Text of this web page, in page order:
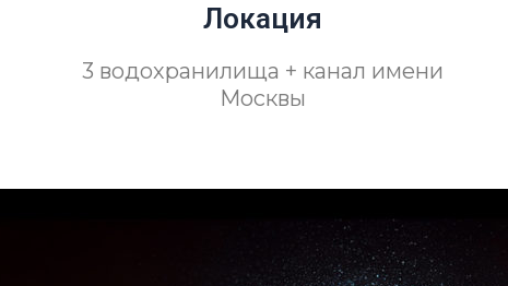
Локация
3 водохранилища + канал имени
Москвы